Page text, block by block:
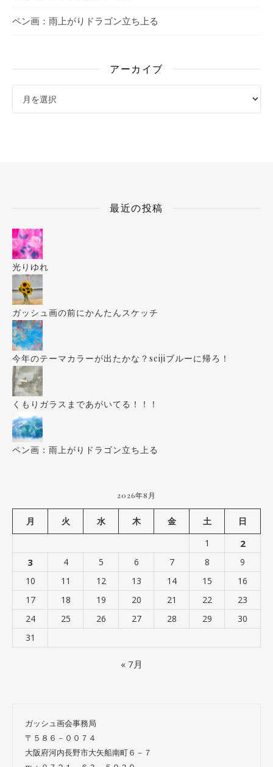
ペン画：雨上がりドラゴン立ち上る
アーカイブ
最近の投稿
光りゆれ
ガッシュ画の前にかんたんスケッチ
今年のテーマカラーが出たかな？seijiブルーに帰ろ！
くもりガラスまであがいてる！！！
ペン画：雨上がりドラゴン立ち上る
2026年8月
月 火 水 木 金 土
日
1
2
3
4 5 6 7 8
9
10
11 12 13 14 15
16
17
18 19 20 21 22
23
24
25 26 27 28 29
30
31
« 7月
ガッシュ画会事務局
〒５８６－００７４
大阪府河内長野市大矢船南町６－７